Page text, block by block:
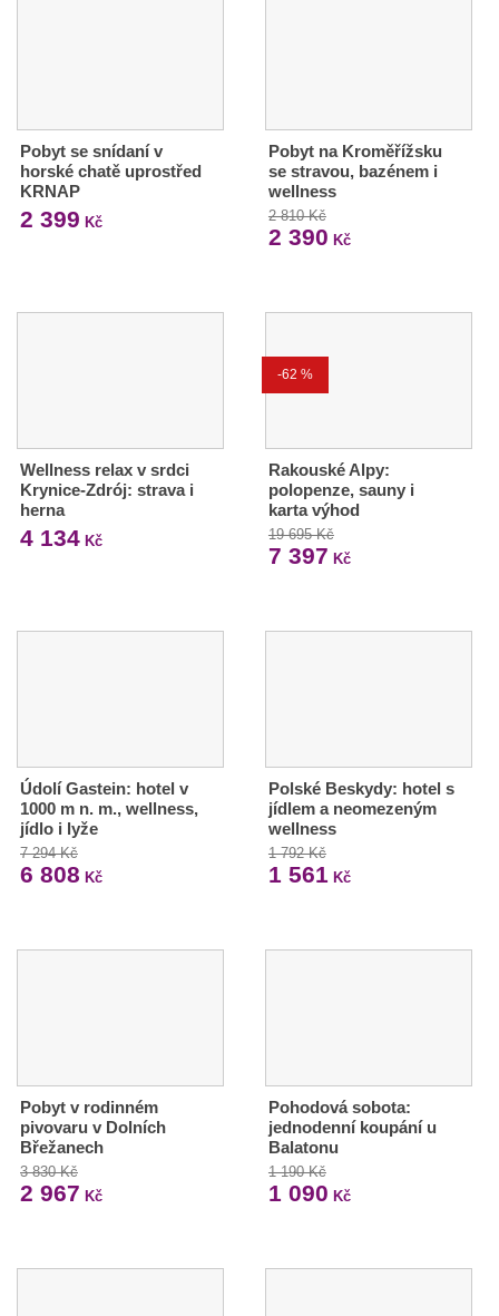
Pobyt se snídaní v
horské chatě uprostřed
KRNAP
2 399 Kč
Pobyt na Kroměřížsku
se stravou, bazénem i
wellness
2 810 Kč
2 390 Kč
Wellness relax v srdci
Krynice-Zdrój: strava i
herna
4 134 Kč
-62 %
Rakouské Alpy:
polopenze, sauny i
karta výhod
19 695 Kč
7 397 Kč
Údolí Gastein: hotel v
1000 m n. m., wellness,
jídlo i lyže
7 294 Kč
6 808 Kč
Polské Beskydy: hotel s
jídlem a neomezeným
wellness
1 792 Kč
1 561 Kč
Pobyt v rodinném
pivovaru v Dolních
Břežanech
3 830 Kč
2 967 Kč
Pohodová sobota:
jednodenní koupání u
Balatonu
1 190 Kč
1 090 Kč